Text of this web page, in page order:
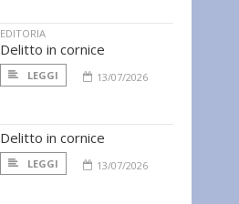
EDITORIA
Delitto in cornice
LEGGI 13/07/2026
Delitto in cornice
LEGGI 13/07/2026